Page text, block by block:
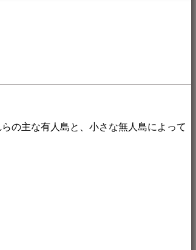
の主な有人島と、小さな無人島によって